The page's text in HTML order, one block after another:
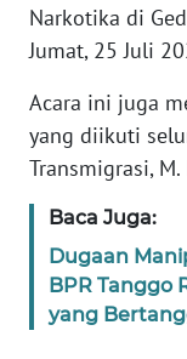
Narkotika di
Jumat, 25 Juli
Acara ini juga
yang diikuti
Transmigrasi,
Baca Juga:
Dugaan
BPR Tanggo
yang
BERITA
KONTAK
KAMI
INFO
IKLAN
TENTANG